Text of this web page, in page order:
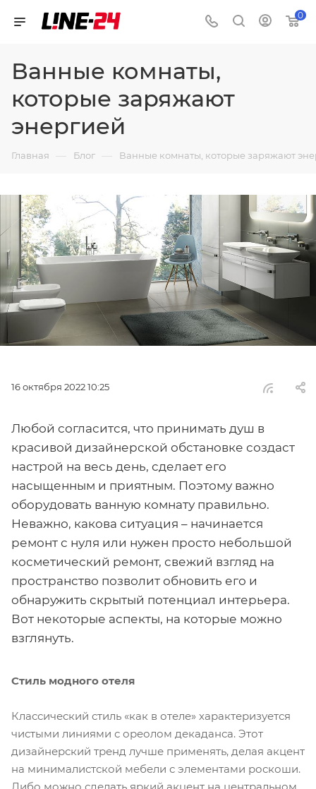
0
Ванные комнаты,
которые заряжают
энергией
Главная — Блог — Ванные комнаты, которые заряжают
16 октября 2022 10:25
Любой согласится, что принимать душ в
красивой дизайнерской обстановке создаст
настрой на весь день, сделает его
насыщенным и приятным. Поэтому важно
оборудовать ванную комнату правильно.
Неважно, какова ситуация – начинается
ремонт с нуля или нужен просто небольшой
косметический ремонт, свежий взгляд на
пространство позволит обновить его и
обнаружить скрытый потенциал интерьера.
Вот некоторые аспекты, на которые можно
взглянуть.
Стиль модного отеля
Классический стиль «как в отеле» характеризуется
чистыми линиями с ореолом декаданса. Этот
дизайнерский тренд лучше применять, делая акцент
на минималистской мебели с элементами роскоши.